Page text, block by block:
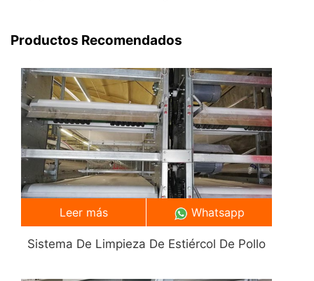
Productos Recomendados
Sistema De Limpieza De Estiércol De Pollo
Leer más Whatsapp